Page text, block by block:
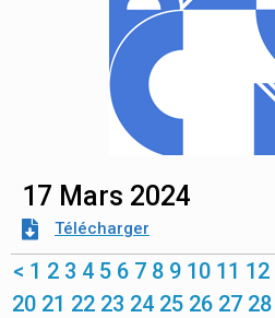
17 Mars 2024
Télécharger
< 1 2 3 4 5 6 7 8 9 10 11 12
20 21 22 23 24 25 26 27 28